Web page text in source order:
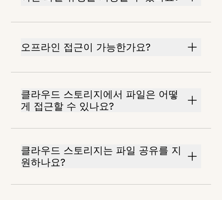
오프라인 접근이 가능한가요?
클라우드 스토리지에서 파일은 어떻
게 접근할 수 있나요?
클라우드 스토리지는 파일 공유를 지
원하나요?